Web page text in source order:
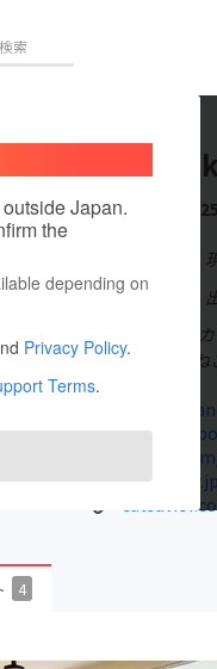
ジェクト 注目の
写真
ジー・ガジェット
画
・起業
り・地域活性化
Japan.
the
depending on
Privacy Policy.
Terms.
これまでに
出身国：日本
2008年にねこ
いましたので
4